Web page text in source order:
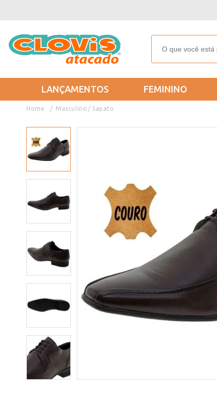
LANÇAMENTOS FEMININO
Masculino Sapato